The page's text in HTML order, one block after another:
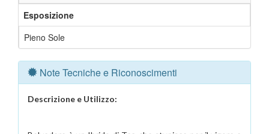
Esposizione
Pieno Sole
Note Tecniche e Riconoscimenti
Descrizione e Utilizzo: